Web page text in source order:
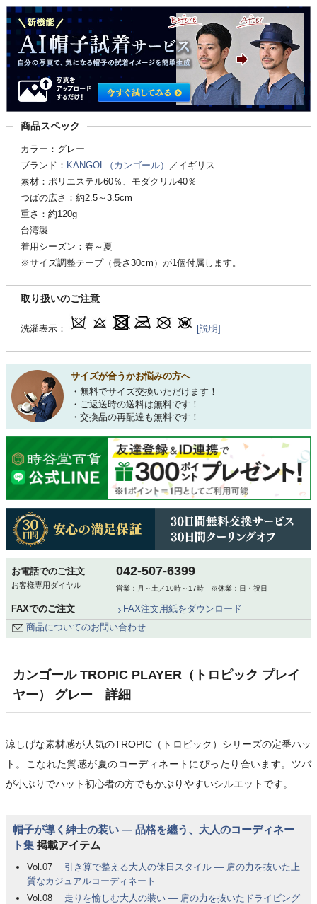
商品スペック
カラー：グレー
ブランド： KANGOL（カンゴール）
／イギリス
素材：ポリエステル60％、モダクリル40％
つばの広さ：約2.5～3.5cm
重さ：約120g
台湾製
着用シーズン：春～夏
※サイズ調整テープ（長さ30cm）が1個付属します。
取り扱いのご注意
洗濯表示： [説明]
サイズが合うかお悩みの方へ
・無料でサイズ交換いただけます！
・ご返送時の送料は無料です！
・交換品の再配達も無料です！
お電話でのご注文
お客様専用ダイヤル
042-507-6399
営業：月～土／10時～17時 ※休業：日・祝日
FAXでのご注文
FAX注文用紙をダウンロード
商品についてのお問い合わせ
カンゴール TROPIC PLAYER（トロピック プレイ
ヤー） グレー 詳細
涼しげな素材感が人気のTROPIC（トロピック）シリーズの定番ハッ
ト。こなれた質感が夏のコーディネートにぴったり合います。ツバ
が小ぶりでハット初心者の方でもかぶりやすいシルエットです。
帽子が導く紳士の装い ― 品格を纏う、大人のコーディネー
ト集 掲載アイテム
Vol.07｜ 引き算で整える大人の休日スタイル ― 肩の力を抜いた上
質なカジュアルコーディネート
Vol.08｜ 走りを愉しむ大人の装い ― 肩の力を抜いたドライビング